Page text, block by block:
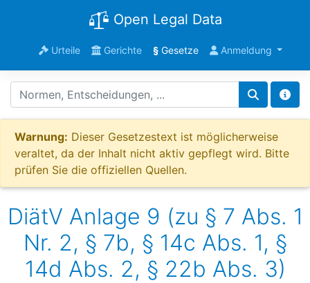
Open Legal Data
Urteile Gerichte §Gesetze Anmeldung
Warnung: Dieser Gesetzestext ist möglicherweise
veraltet, da der Inhalt nicht aktiv gepflegt wird. Bitte
prüfen Sie die offiziellen Quellen.
DiätV Anlage 9 (zu § 7 Abs. 1
Nr. 2, § 7b, § 14c Abs. 1, §
14d Abs. 2, § 22b Abs. 3)